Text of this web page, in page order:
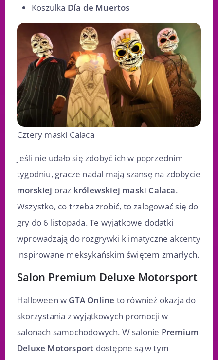
Koszulka Día de Muertos
Cztery maski Calaca
Jeśli nie udało się zdobyć ich w poprzednim
tygodniu, gracze nadal mają szansę na zdobycie
morskiej oraz królewskiej maski Calaca.
Wszystko, co trzeba zrobić, to zalogować się do
gry do 6 listopada. Te wyjątkowe dodatki
wprowadzają do rozgrywki klimatyczne akcenty
inspirowane meksykańskim świętem zmarłych.
Salon Premium Deluxe Motorsport
Halloween w GTA Online to również okazja do
skorzystania z wyjątkowych promocji w
salonach samochodowych. W salonie Premium
Deluxe Motorsport dostępne są w tym